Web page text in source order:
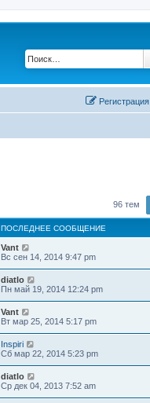
Регистрация
96 тем
ПОСЛЕДНЕЕ СООБЩЕНИЕ
Vant
Вс сен 14, 2014 9:47 pm
diatlo
Пн май 19, 2014 12:24 pm
Vant
Вт мар 25, 2014 5:17 pm
Inspiri
Сб мар 22, 2014 5:23 pm
diatlo
Ср дек 04, 2013 7:52 am